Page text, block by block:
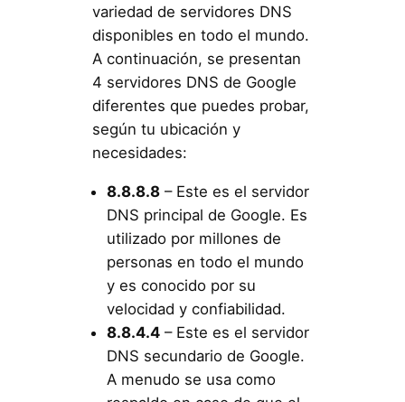
variedad de servidores DNS
disponibles en todo el mundo.
A continuación, se presentan
4 servidores DNS de Google
diferentes que puedes probar,
según tu ubicación y
necesidades:
8.8.8.8– Este es el servidor
DNS principal de Google. Es
utilizado por millones de
personas en todo el mundo
y es conocido por su
velocidad y confiabilidad.
8.8.4.4– Este es el servidor
DNS secundario de Google.
A menudo se usa como